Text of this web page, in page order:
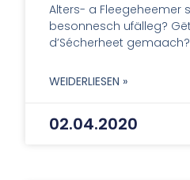
Alters- a Fleegeheemer
besonnesch ufälleg?
d’Sécherheet gemaach?
WEIDERLIESEN »
02.04.2020